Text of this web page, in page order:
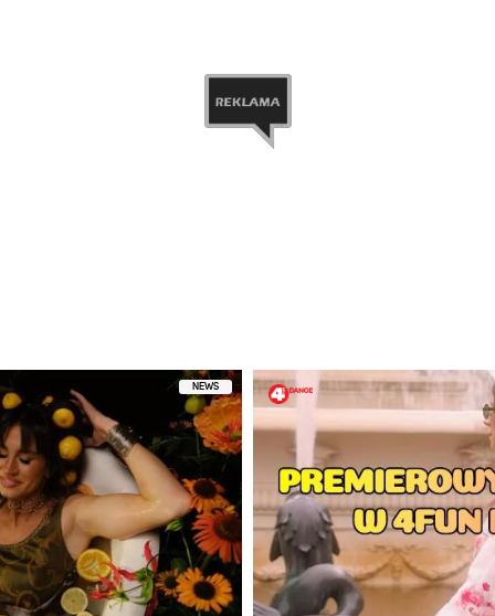
NEWS